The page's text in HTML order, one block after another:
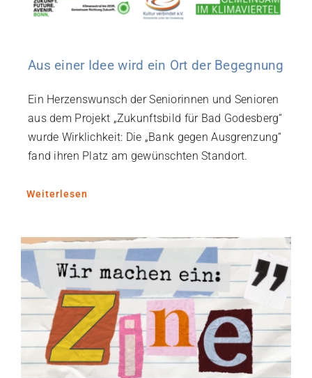
Aus einer Idee wird ein Ort der Begegnung
Ein Herzenswunsch der Seniorinnen und Senioren
aus dem Projekt „Zukunftsbild für Bad Godesberg“
wurde Wirklichkeit: Die „Bank gegen Ausgrenzung“
fand ihren Platz am gewünschten Standort.
Weiterlesen